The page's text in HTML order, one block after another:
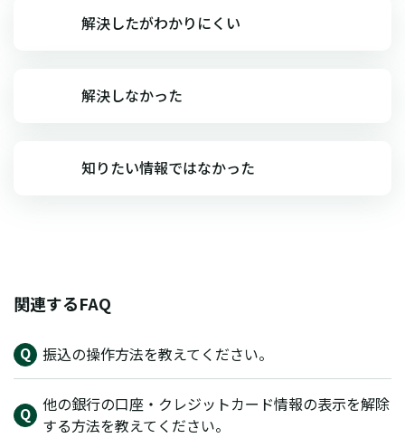
解決したがわかりにくい
解決しなかった
知りたい情報ではなかった
関連するFAQ
振込の操作方法を教えてください。
他の銀行の口座・クレジットカード情報の表示を解除
する方法を教えてください。